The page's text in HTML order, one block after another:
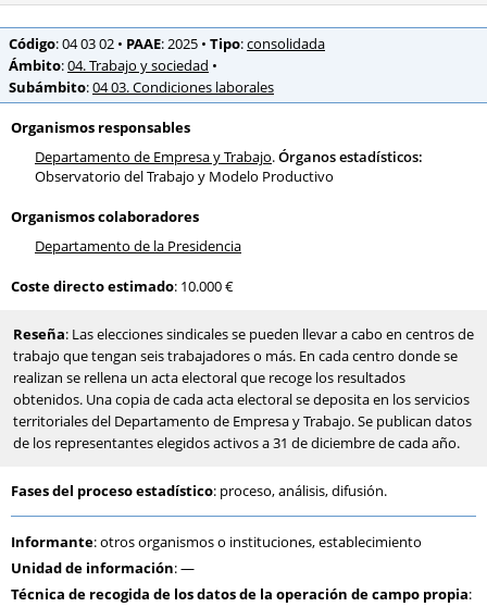
Código: 04 03 02 • PAAE: 2025 • Tipo:consolidada
Ámbito:04. Trabajo y sociedad •
Subámbito:04 03. Condiciones laborales
Organismos responsables
Departamento de Empresa y Trabajo.Órganos estadísticos:
Observatorio del Trabajo y Modelo Productivo
Organismos colaboradores
Departamento de la Presidencia
Coste directo estimado: 10.000 €
Reseña: Las elecciones sindicales se pueden llevar a cabo en centros de
trabajo que tengan seis trabajadores o más. En cada centro donde se
realizan se rellena un acta electoral que recoge los resultados
obtenidos. Una copia de cada acta electoral se deposita en los servicios
territoriales del Departamento de Empresa y Trabajo. Se publican datos
de los representantes elegidos activos a 31 de diciembre de cada año.
Fases del proceso estadístico: proceso, análisis, difusión.
Informante: otros organismos o instituciones, establecimiento
Unidad de información: —
Técnica de recogida de los datos de la operación de campo propia: